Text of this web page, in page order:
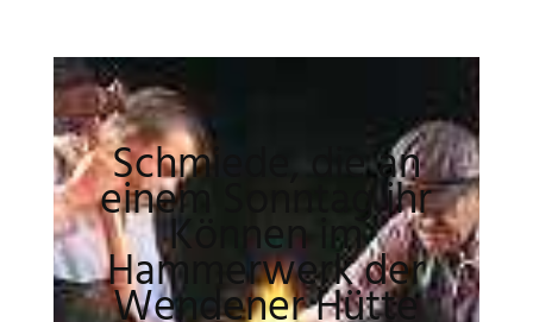
Schmiede, die an
einem Sonntag ihr
Können im
Hammerwerk der